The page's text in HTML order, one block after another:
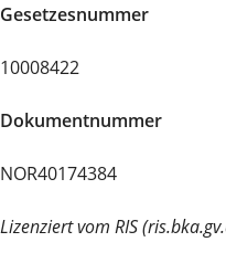
Gesetzesnummer
10008422
Dokumentnummer
NOR40174384
Lizenziert vom RIS